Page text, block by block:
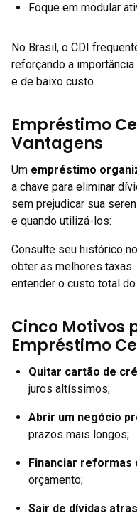
Foque em modular
No Brasil, o CDI
reforçando a
e de baixo custo.
Empréstimo
Vantagens
Um empréstimo
a chave para eliminar
sem prejudicar sua
e quando utilizá-los:
Consulte seu histórico
obter as melhores taxas.
entender o custo total
Cinco Motivos
Empréstimo
Quitar cartão de
juros altíssimos;
Abrir um negócio
prazos mais longos;
Financiar reformas
orçamento;
Sair de dívidas